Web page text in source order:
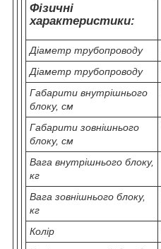
Фізичні
характеристики:
Діаметр трубопроводу
Діаметр трубопроводу
Габарити внутрішнього
блоку, см
Габарити зовнішнього
блоку, см
Вага внутрішнього блоку,
кг
Вага зовнішнього блоку,
кг
Колір